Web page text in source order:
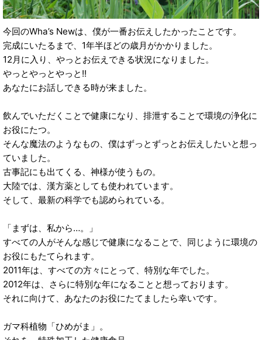
今回のWha’s Newは、僕が一番お伝えしたかったことです。
完成にいたるまで、1年半ほどの歳月がかかりました。
12月に入り、やっとお伝えできる状況になりました。
やっとやっとやっと!!
あなたにお話しできる時が来ました。
飲んでいただくことで健康になり、排泄することで環境の浄化に
お役にたつ。
そんな魔法のようなもの、僕はずっとずっとお伝えしたいと想っ
ていました。
古事記にも出てくる、神様が使うもの。
大陸では、漢方薬としても使われています。
そして、最新の科学でも認められている。
「まずは、私から…。」
すべての人がそんな感じで健康になることで、同じように環境の
お役にもたてられます。
2011年は、すべての方々にとって、特別な年でした。
2012年は、さらに特別な年になることと想っております。
それに向けて、あなたのお役にたてましたら幸いです。
ガマ科植物「ひめがま」。